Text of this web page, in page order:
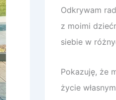
Odkrywam
z moimi
siebie w
Pokazuję, że
życie